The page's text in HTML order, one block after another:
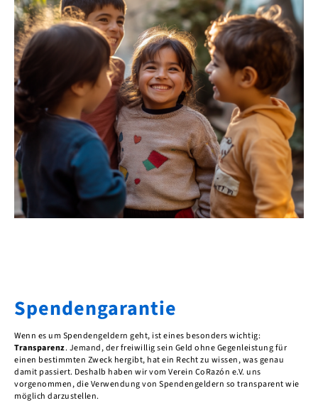
Spendengarantie
Wenn es um Spendengeldern geht, ist eines besonders wichtig:
Transparenz. Jemand, der freiwillig sein Geld ohne Gegenleistung für
einen bestimmten Zweck hergibt, hat ein Recht zu wissen, was genau
damit passiert. Deshalb haben wir vom Verein CoRazón e.V. uns
vorgenommen, die Verwendung von Spendengeldern so transparent wie
möglich darzustellen.